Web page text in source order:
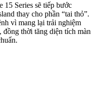
15 Series sẽ tiếp bước
thay cho phần “tai thỏ”.
vì mang lại trải nghiệm
đồng thời tăng diện tích màn